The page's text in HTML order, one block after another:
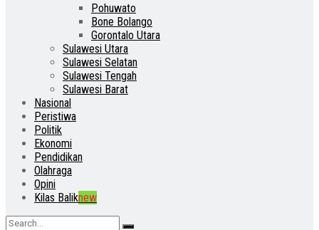
Pohuwato
Bone Bolango
Gorontalo Utara
Sulawesi Utara
Sulawesi Selatan
Sulawesi Tengah
Sulawesi Barat
Nasional
Peristiwa
Politik
Ekonomi
Pendidikan
Olahraga
Opini
Kilas Baliknew